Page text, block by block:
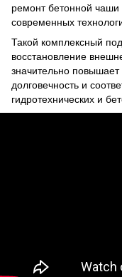
ремонт бетонной
современных
Такой комплексный
восстановление
значительно повышает
долговечность и
гидротехнических и